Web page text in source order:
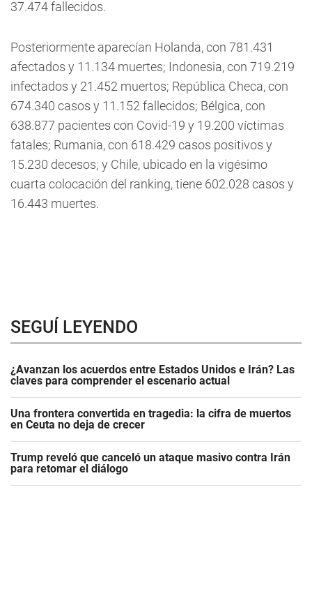
37.474 fallecidos.
Posteriormente aparecían Holanda, con 781.431
afectados y 11.134 muertes; Indonesia, con 719.219
infectados y 21.452 muertos; República Checa, con
674.340 casos y 11.152 fallecidos; Bélgica, con
638.877 pacientes con Covid-19 y 19.200 víctimas
fatales; Rumania, con 618.429 casos positivos y
15.230 decesos; y Chile, ubicado en la vigésimo
cuarta colocación del ranking, tiene 602.028 casos y
16.443 muertes.
SEGUÍ LEYENDO
¿Avanzan los acuerdos entre Estados Unidos e Irán? Las
claves para comprender el escenario actual
Una frontera convertida en tragedia: la cifra de muertos
en Ceuta no deja de crecer
Trump reveló que canceló un ataque masivo contra Irán
para retomar el diálogo